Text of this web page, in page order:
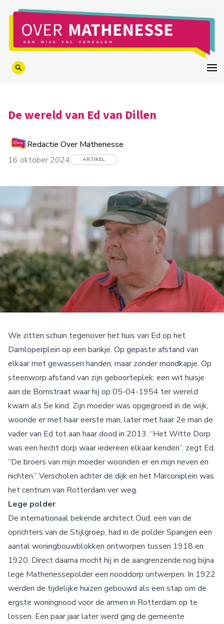
De wereld van Ed van Dillen
Redactie Over Mathenesse
16 oktober 2024
ARTIKEL
We zitten schuin tegenover het huis van Ed op het
Damloperplein op een bankje. Op gepaste afstand van
elkaar met gewassen handen, maar zonder mondkapje. Op
steenworp afstand van zijn geboorteplek: een wit huisje
aan de Bomstraat waar hij op 05-04-1954 ter wereld
kwam als 5e kind. Zijn moeder was opgegroeid in de wijk,
woonde er met haar eerste man, later met haar 2e man de
vader van Ed tot aan haar dood in 2013. “Het Witte Dorp
was een hecht dorp waar iedereen elkaar kenden”, zegt Ed.
“De broers van mijn moeder woonden er en mijn neven en
nichten.” Verscholen achter de dijk en het Marconiplein was
het centrum van Rotterdam ver weg.
Lege polder
De internationaal bekende architect Oud, een van de
oprichters van de Stijlgroep, had in de polder Spangen een
aantal woningbouwblokken ontworpen tussen 1918 en
1920. Direct daarna mocht hij in de aangrenzende nog bijna
lege Mathenessepolder een nooddorp ontwerpen. In 1922
werden de tijdelijke huizen gebouwd als een stap om de
ergste woningnood voor de armen in Rotterdam op te
lossen. Een paar jaar later werd ging de gemeente